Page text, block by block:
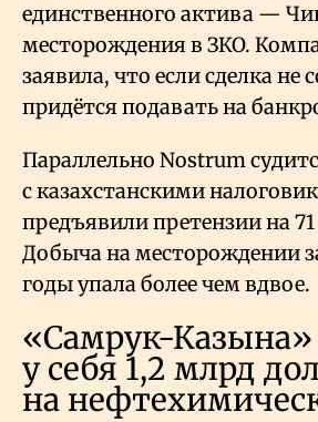
единственного актива —
месторождения в ЗКО.
заявила, что если сделка не
придётся подавать на
Параллельно Nostrum
с казахстанскими
предъявили претензии на
Добыча на месторождении
годы упала более чем вдвое.
«Самрук-Казына»
у себя 1,2 млрд
на